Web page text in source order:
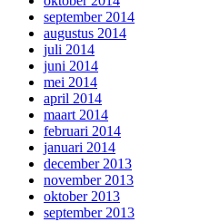
september 2014
augustus 2014
juli 2014
juni 2014
mei 2014
april 2014
maart 2014
februari 2014
januari 2014
december 2013
november 2013
oktober 2013
september 2013